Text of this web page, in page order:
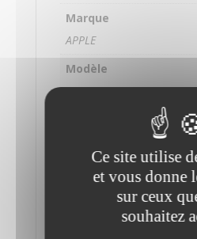
Marque
APPLE
Modèle
Mac Mini
Système d'exploitation
MAC OS Monterey 12.6
Processeur
Ce site utilise
et vous donne
sur ceux
souhaitez